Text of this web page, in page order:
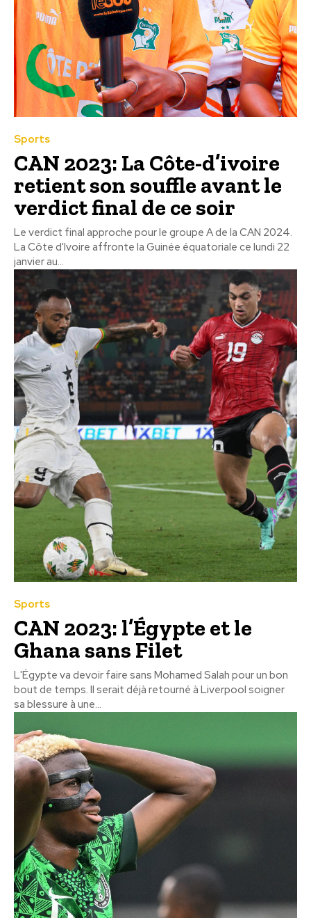
Sports
CAN 2023: La Côte-d’ivoire
retient son souffle avant le
verdict final de ce soir
Le verdict final approche pour le groupe A de la CAN 2024.
La Côte d'Ivoire affronte la Guinée équatoriale ce lundi 22
janvier au...
Sports
CAN 2023: l’Égypte et le
Ghana sans Filet
L'Égypte va devoir faire sans Mohamed Salah pour un bon
bout de temps. Il serait déjà retourné à Liverpool soigner
sa blessure à une...